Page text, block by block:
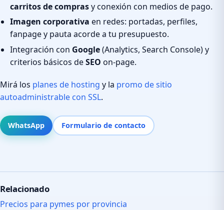
carritos de comprasy conexión con medios de pago.
Imagen corporativa en redes: portadas, perfiles,
fanpage y pauta acorde a tu presupuesto.
Integración con Google(Analytics, Search Console) y
criterios básicos deSEO on-page.
Mirá los planes de hosting y la promo de sitio
autoadministrable con SSL.
WhatsApp Formulario de contacto
Relacionado
Precios para pymes por provincia